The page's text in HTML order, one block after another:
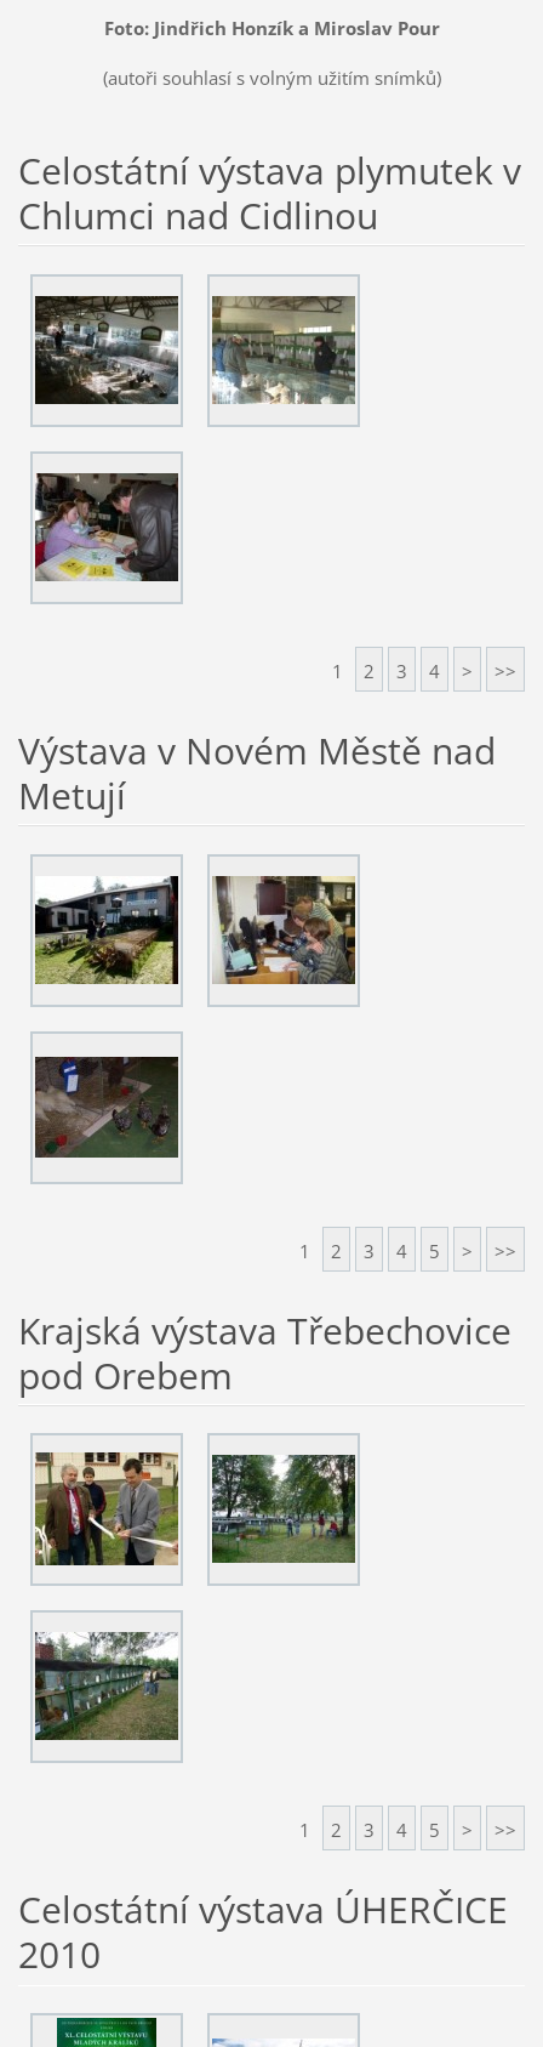
Foto: Jindřich Honzík a Miroslav Pour
(autoři souhlasí s volným užitím snímků)
Celostátní výstava plymutek v
Chlumci nad Cidlinou
1 2 3 4 > >>
Výstava v Novém Městě nad
Metují
1 2 3 4 5 > >>
Krajská výstava Třebechovice
pod Orebem
1 2 3 4 5 > >>
Celostátní výstava ÚHERČICE
2010